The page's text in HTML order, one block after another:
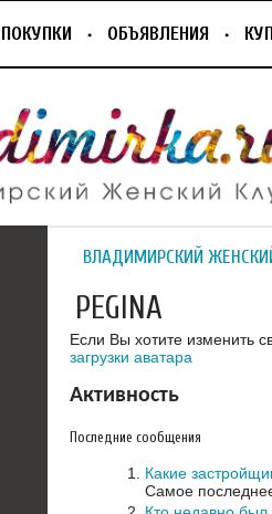
ПОКУПКИ ОБЪЯВЛЕНИЯ
ВЛАДИМИРСКИЙ
PEGINA
Если Вы хотите изменить
загрузки аватара
Активность
Последние сообщения
Какие
Самое